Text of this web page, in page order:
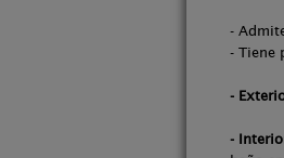
-
- Tiene
-
-